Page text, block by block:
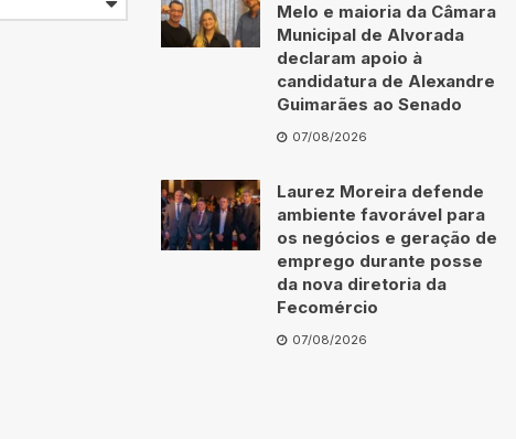
Melo e maioria da Câmara
Municipal de Alvorada
declaram apoio à
candidatura de Alexandre
Guimarães ao Senado
07/08/2026
Laurez Moreira defende
ambiente favorável para
os negócios e geração de
emprego durante posse
da nova diretoria da
Fecomércio
07/08/2026